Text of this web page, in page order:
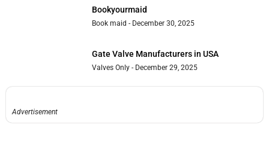
Bookyourmaid
Book maid December 30, 2025
Gate Valve Manufacturers in USA
Valves Only December 29, 2025
Advertisement